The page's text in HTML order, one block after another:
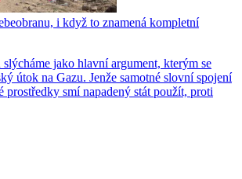
i když to znamená kompletní
slýcháme jako hlavní argument, kterým se
útok na Gazu. Jenže samotné slovní spojení
prostředky smí napadený stát použít, proti